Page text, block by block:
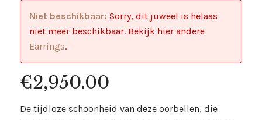
Niet beschikbaar: Sorry, dit juweel is helaas
niet meer beschikbaar. Bekijk hier andere
Earrings.
€2,950.00
De tijdloze schoonheid van deze oorbellen, die